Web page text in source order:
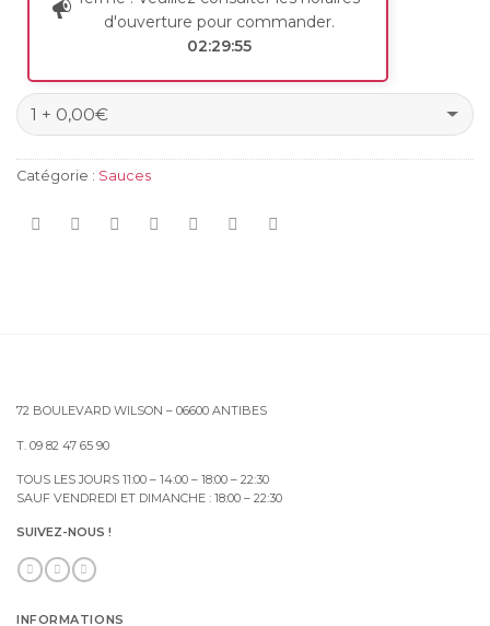
d'ouverture pour commander.
02:29:55
Catégorie : Sauces
72 BOULEVARD WILSON – 06600 ANTIBES
T. 09 82 47 65 90
TOUS LES JOURS 11:00 – 14:00 – 18:00 – 22:30
SAUF VENDREDI ET DIMANCHE : 18:00 – 22:30
SUIVEZ-NOUS !
INFORMATIONS